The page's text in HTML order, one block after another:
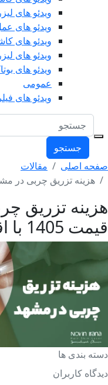
ویدئو های
ویدئو های
ویدئو های
ویدئو های
ویدئو های
عمومی
ویدئو های
جستجو
صفحه اصلی
مقالات
هزینه تزریق چربی در مشهد +
هزینه تزریق
قیمت 1405 با اقساط
دسته بندی ها
دیدگاه کاربران